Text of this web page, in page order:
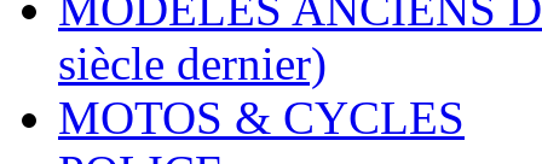
siècle dernier)
MOTOS & CYCLES